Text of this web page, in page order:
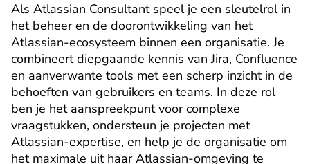
Als Atlassian Consultant speel je een sleutelrol in
het beheer en de doorontwikkeling van het
Atlassian-ecosysteem binnen een organisatie. Je
combineert diepgaande kennis van Jira, Confluence
en aanverwante tools met een scherp inzicht in de
behoeften van gebruikers en teams. In deze rol
ben je het aanspreekpunt voor complexe
vraagstukken, ondersteun je projecten met
Atlassian-expertise, en help je de organisatie om
het maximale uit haar Atlassian-omgeving te